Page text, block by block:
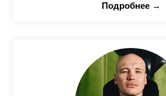
Подробнее →